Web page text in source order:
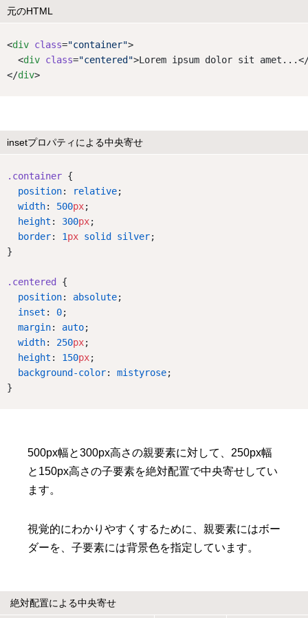
元のHTML
<div class="container">
  <
div class="centered">Lorem ipsum dolor sit
</div>
insetプロパティによる中央寄せ
.container {
position: relative;
width: 500px;
height : 300px;
border: 1px solid silver;
}
.centered
{
position: absolute;
inset : 0;
margin: auto;
width: 250px;
height : 150px;
background-color: mistyrose;
}
500px幅と300px高さの親要素に対して、250px幅
と150px高さの子要素を絶対配置で中央寄せしてい
ます。
視覚的にわかりやすくするために、親要素にはボー
ダーを、子要素には背景色を指定しています。